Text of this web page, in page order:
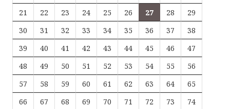
21
22 23 24 25 26 27 28
29
30
31 32 33 34 35 36 37
38
39
40 41 42 43 44 45 46
47
48
49 50 51 52 53 54 55
56
57
58 59 60 61 62 63 64
65
66
67 68 69 70 71 72 73 74